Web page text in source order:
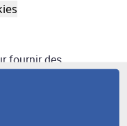
fournir des
pas